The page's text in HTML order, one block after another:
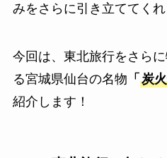
みをさらに引き立ててくれ
今回は、東北旅行をさら
る宮城県仙台の名物 「 炭
紹介します！